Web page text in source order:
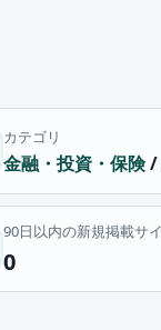
カテゴリ
金融・投資・保険 /
90日以内の新規掲載サ
0